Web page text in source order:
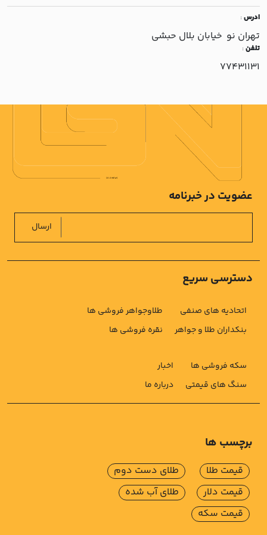
ادرس:
تهران نو خيابان بلال حبشي
تلفن:
77431131
دسترسی سریع
اتحادیه های صنفی
بنکداران طلا و جواهر
طلاوجواهر فروشی ها
نقره فروشی ها
سکه فروشی ها
سنگ های قیمتی
اخبار
درباره ما
عضویت در خبرنامه
ارسال
برچسب ها
قیمت طلا
قیمت دلار
قیمت سکه
طلای دست دوم
طلای آب شده